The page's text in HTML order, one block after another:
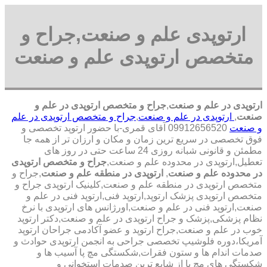
ارتوپدی علم و صنعت,جراح و
متخصص ارتوپدی علم و صنعت
ارتوپدی در علم و صنعت,جراح و متخصص ارتوپدی در علم و
صنعت, ارتوپدی در علم و صنعت,جراح و متخصص ارتوپدی در علم
و صنعت
09912656520 آقای قمری-با حضور ارتوپد تخصصی و
فوق تخصصی در سریع ترین زمان و مکان و ارزان تر از همه جا
مطمئن و قانونی شبانه روزی 24 ساعت حتی در روز های
تعطیل,ارتوپدی در محدوده علم و صنعت,جراح و متخصص ارتوپدی
در محدوده علم و صنعت, ارتوپدی در منطقه علم و صنعت,جراح و
متخصص ارتوپدی در منطقه علم و صنعت,کلینیک ارتوپدی جراح و
متخصص ارتوپدی پزشک ارتوپد,ارتوپد فنی,ارتوپد فنی در علم و
صنعت,ارتوپد فنی در علم و صنعت,اورژانس های ارتوپدی با نرخ
نظام پزشکی,پزشک و جراح ارتوپدی در علم و صنعت,دکتر ارتوپد
خوب در علم و صنعت,جراح ارتوپد و عضو آکادمی جراحان ارتوپد
آمریکا،دوره فلوشیپ تخصصی جراحی به انجمن ارتوپدی حوادث و
صدمات اندام ها و ستون فقرات,شکستگی مچ پا آسیب ها و
شکستگی های مچ پا از شایع ترین صدمات استخوانی و